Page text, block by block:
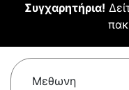
Συγχαρητήρια!
Μεθωνη